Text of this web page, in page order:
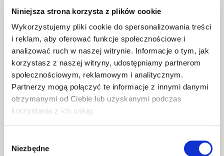
Niniejsza strona korzysta z plików cookie
Wykorzystujemy pliki cookie do spersonalizowania treści
i reklam, aby oferować funkcje społecznościowe i
analizować ruch w naszej witrynie. Informacje o tym, jak
korzystasz z naszej witryny, udostępniamy partnerom
społecznościowym, reklamowym i analitycznym.
Partnerzy mogą połączyć te informacje z innymi danymi
otrzymanymi od Ciebie lub uzyskanymi podczas
korzystania z ich usług.
zgody
Niezbędne
SKÓRA I SIERŚĆ
SKIN & COAT DOG –
SUPLEMENT DLA PSA NA
SIERŚĆ I SKÓRĘ